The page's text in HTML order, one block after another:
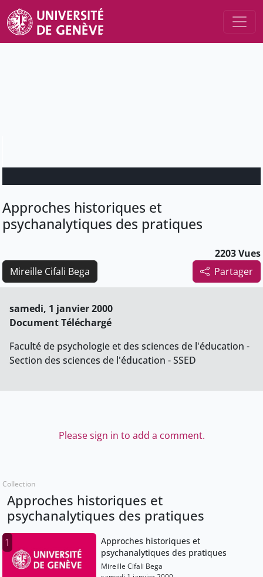
Approches historiques et
psychanalytiques des pratiques
2203 Vues
Partager
Mireille Cifali Bega
samedi, 1 janvier 2000
Document Téléchargé
Faculté de psychologie et des sciences de l'éducation -
Section des sciences de l'éducation - SSED
Please sign in to add a comment.
Collection
Approches historiques et
psychanalytiques des pratiques
1
Approches historiques et
psychanalytiques des pratiques
Mireille Cifali Bega